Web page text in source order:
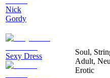
Nick
Gordy
Sexy Dress
Soul,
Adult,
Erotic